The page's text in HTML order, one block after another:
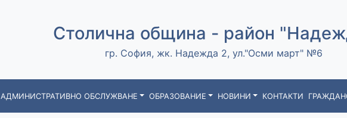
Столична община - район
гр. София, жк. Надежда 2, ул."Осми март" №6
АДМИНИСТРАТИВНО ОБСЛУЖВАНЕ ОБРАЗОВАНИЕ НОВИНИ КОНТАКТИ